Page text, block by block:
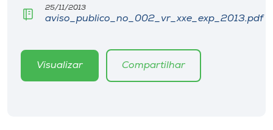
Editora
25/11/2013
aviso_publico_no_002_vr_xxe_exp_2013.pdf
Visualizar Compartilhar